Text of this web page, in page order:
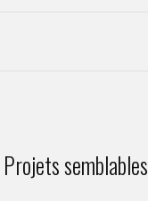
Projets semblables